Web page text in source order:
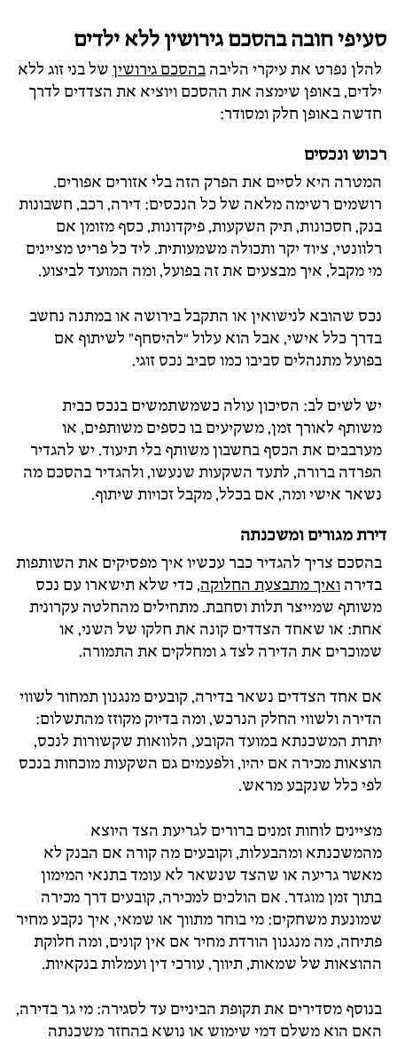
סעיפי חובה בהסכם גירושין ללא ילדים
להלן נפרט את עיקרי הליבה בהסכם גירושין של בני זוג ללא
ילדים, באופן שימצה את ההסכם ויוציא את הצדדים לדרך
חדשה באופן חלק ומסודר:
רכוש ונכסים
המטרה היא לסיים את הפרק הזה בלי אזורים אפורים.
רושמים רשימה מלאה של כל הנכסים: דירה, רכב, חשבונות
בנק, חסכונות, תיק השקעות, פיקדונות, כסף מזומן אם
רלוונטי, ציוד יקר ותכולה משמעותית. ליד כל פריט מציינים
מי מקבל, איך מבצעים את זה בפועל, ומה המועד לביצוע.
נכס שהובא לנישואין או התקבל בירושה או במתנה נחשב
בדרך כלל אישי, אבל הוא עלול “להיסחף” לשיתוף אם
בפועל מתנהלים סביבו כמו סביב נכס זוגי.
יש לשים לב: הסיכון עולה כשמשתמשים בנכס כבית
משותף לאורך זמן, משקיעים בו כספים משותפים, או
מערבבים את הכסף בחשבון משותף בלי תיעוד. יש להגדיר
הפרדה ברורה, לתעד השקעות שנעשו, ולהגדיר בהסכם מה
נשאר אישי ומה, אם בכלל, מקבל זכויות שיתוף.
דירת מגורים ומשכנתה
בהסכם צריך להגדיר כבר עכשיו איך מפסיקים את השותפות
בדירה ואיך מתבצעת החלוקה, כדי שלא תישארו עם נכס
משותף שמייצר תלות וסחבת. מתחילים מהחלטה עקרונית
אחת: או שאחד הצדדים קונה את חלקו של השני, או
שמוכרים את הדירה לצד ג ומחלקים את התמורה.
אם אחד הצדדים נשאר בדירה, קובעים מנגנון תמחור לשווי
הדירה ולשווי החלק הנרכש, ומה בדיוק מקוזז מהתשלום:
יתרת המשכנתא במועד הקובע, הלוואות שקשורות לנכס,
הוצאות מכירה אם יהיו, ולפעמים גם השקעות מוכחות בנכס
לפי כלל שנקבע מראש.
מציינים לוחות זמנים ברורים לגריעת הצד היוצא
מהמשכנתא ומהבעלות, וקובעים מה קורה אם הבנק לא
מאשר גריעה או שהצד שנשאר לא עומד בתנאי המימון
בתוך זמן מוגדר. אם הולכים למכירה, קובעים דרך מכירה
שמונעת משחקים: מי בוחר מתווך או שמאי, איך נקבע מחיר
פתיחה, מה מנגנון הורדת מחיר אם אין קונים, ומה חלוקת
ההוצאות של שמאות, תיווך, עורכי דין ועמלות בנקאיות.
בנוסף מסדירים את תקופת הביניים עד לסגירה: מי גר בדירה,
האם הוא משלם דמי שימוש או נושא בהחזר משכנתה